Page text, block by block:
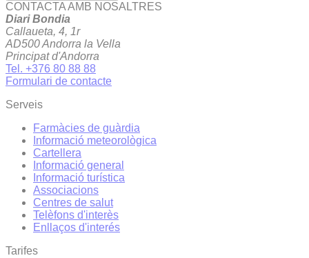
CONTACTA AMB NOSALTRES
Diari Bondia
Callaueta, 4, 1r
AD500 Andorra la Vella
Principat d'Andorra
Tel. +376 80 88 88
Formulari de contacte
Serveis
Farmàcies de guàrdia
Informació meteorològica
Cartellera
Informació general
Informació turística
Associacions
Centres de salut
Telèfons d'interès
Enllaços d'interés
Tarifes